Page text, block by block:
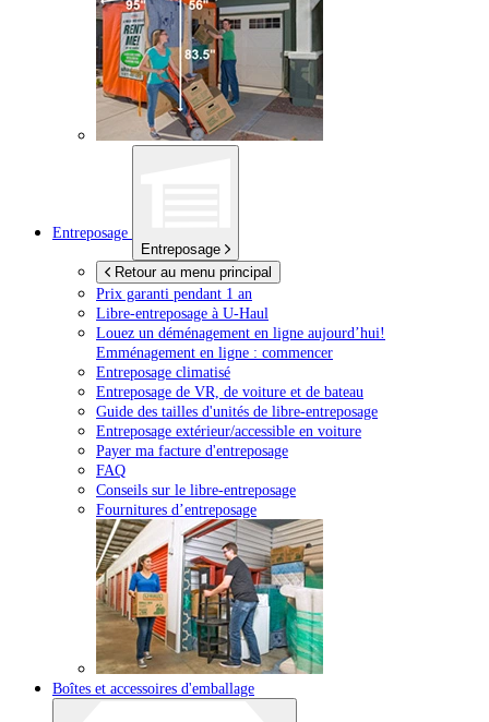
Entreposage
Entreposage
Retour au menu principal
Prix garanti pendant 1 an
Libre-entreposage à U-Haul
Louez un déménagement en ligne aujourd’hui!
Emménagement en ligne : commencer
Entreposage climatisé
Entreposage de VR, de voiture et de bateau
Guide des tailles d'unités de libre-entreposage
Entreposage extérieur/accessible en voiture
Payer ma facture d'entreposage
FAQ
Conseils sur le libre-entreposage
Fournitures d’entreposage
Boîtes et accessoires d'emballage